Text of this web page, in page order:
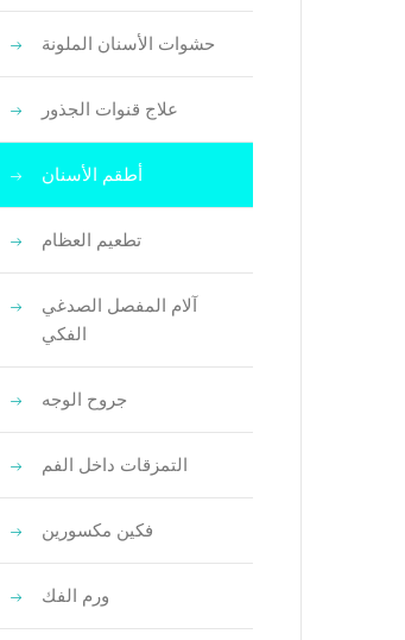
حشوات الأسنان الملونة
علاج قنوات الجذور
أطقم الأسنان
تطعيم العظام
آلام المفصل الصدغي
الفكي
جروح الوجه
التمزقات داخل الفم
فكين مكسورين
ورم الفك